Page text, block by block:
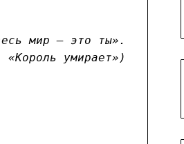
мир — это ты».
умирает»)